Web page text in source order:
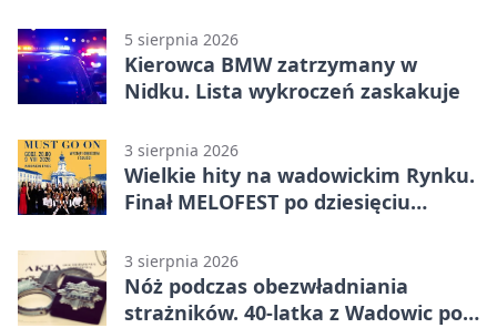
5 sierpnia 2026
Kierowca BMW zatrzymany w
Nidku. Lista wykroczeń zaskakuje
3 sierpnia 2026
Wielkie hity na wadowickim Rynku.
Finał MELOFEST po dziesięciu
3 sierpnia 2026
Nóż podczas obezwładniania
strażników. 40-latka z Wadowic pod